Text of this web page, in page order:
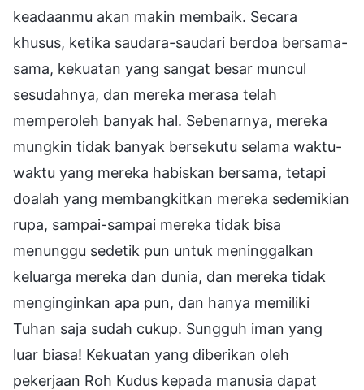
keadaanmu akan makin membaik. Secara
khusus, ketika saudara-saudari berdoa bersama-
sama, kekuatan yang sangat besar muncul
sesudahnya, dan mereka merasa telah
memperoleh banyak hal. Sebenarnya, mereka
mungkin tidak banyak bersekutu selama waktu-
waktu yang mereka habiskan bersama, tetapi
doalah yang membangkitkan mereka sedemikian
rupa, sampai-sampai mereka tidak bisa
menunggu sedetik pun untuk meninggalkan
keluarga mereka dan dunia, dan mereka tidak
menginginkan apa pun, dan hanya memiliki
Tuhan saja sudah cukup. Sungguh iman yang
luar biasa! Kekuatan yang diberikan oleh
pekerjaan Roh Kudus kepada manusia dapat